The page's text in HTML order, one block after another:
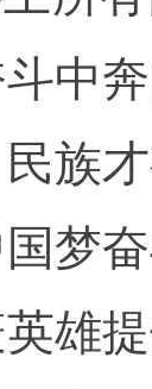
中
族
梦
雄